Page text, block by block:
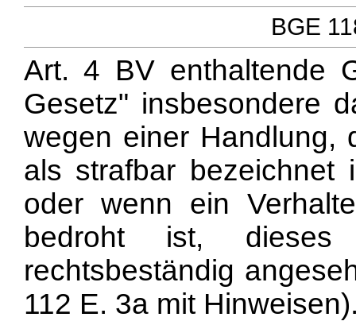
BGE
Art. 4 BV enthaltende
Gesetz" insbesondere
wegen einer Handlung,
als strafbar bezeichnet
oder wenn ein
bedroht ist,
rechtsbeständig
112 E. 3a mit